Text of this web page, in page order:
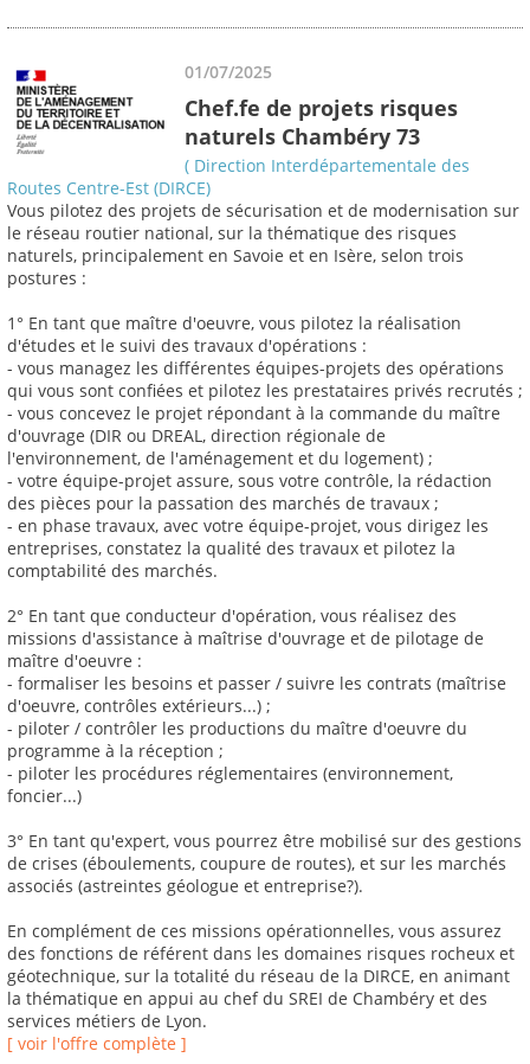
01/07/2025
Chef.fe de projets risques
naturels Chambéry 73
( Direction Interdépartementale des
Routes Centre-Est (DIRCE)
Vous pilotez des projets de sécurisation et de modernisation sur
le réseau routier national, sur la thématique des risques
naturels, principalement en Savoie et en Isère, selon trois
postures :
1° En tant que maître d'oeuvre, vous pilotez la réalisation
d'études et le suivi des travaux d'opérations :
- vous managez les différentes équipes-projets des opérations
qui vous sont confiées et pilotez les prestataires privés recrutés ;
- vous concevez le projet répondant à la commande du maître
d'ouvrage (DIR ou DREAL, direction régionale de
l'environnement, de l'aménagement et du logement) ;
- votre équipe-projet assure, sous votre contrôle, la rédaction
des pièces pour la passation des marchés de travaux ;
- en phase travaux, avec votre équipe-projet, vous dirigez les
entreprises, constatez la qualité des travaux et pilotez la
comptabilité des marchés.
2° En tant que conducteur d'opération, vous réalisez des
missions d'assistance à maîtrise d'ouvrage et de pilotage de
maître d'oeuvre :
- formaliser les besoins et passer / suivre les contrats (maîtrise
d'oeuvre, contrôles extérieurs...) ;
- piloter / contrôler les productions du maître d'oeuvre du
programme à la réception ;
- piloter les procédures réglementaires (environnement,
foncier...)
3° En tant qu'expert, vous pourrez être mobilisé sur des gestions
de crises (éboulements, coupure de routes), et sur les marchés
associés (astreintes géologue et entreprise?).
En complément de ces missions opérationnelles, vous assurez
des fonctions de référent dans les domaines risques rocheux et
géotechnique, sur la totalité du réseau de la DIRCE, en animant
la thématique en appui au chef du SREI de Chambéry et des
services métiers de Lyon.
[ voir l'offre complète ]